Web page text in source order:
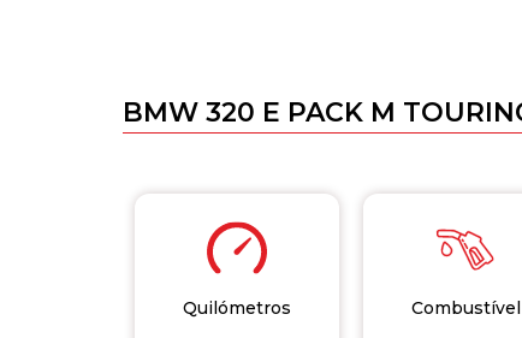
BMW 320 E PACK M
Quilómetros
Combustível